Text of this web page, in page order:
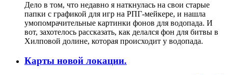
Дело в том, что недавно я наткнулась на свои старые
папки с графикой для игр на РПГ-мейкере, и нашла
умопомрачительные картинки фонов для водопада. И
вот, захотелось рассказать, как делался фон для битвы в
Хилповой долине, которая происходит у водопада.
Карты новой локации.